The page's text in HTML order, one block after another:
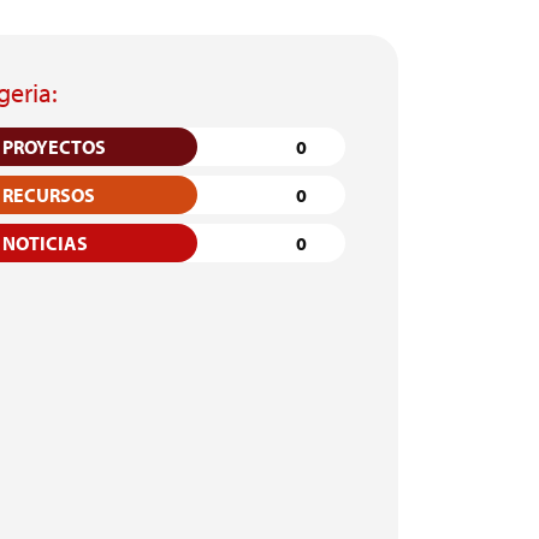
PROYECTOS
0
RECURSOS
0
NOTICIAS
0